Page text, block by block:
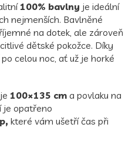
100% bavlny je ideální
nejmenších. Bavlněné
na dotek, ale zároveň
dětské pokožce. Díky
celou noc, ať už je horké
100×135 cm a povlaku na
je opatřeno
které vám ušetří čas při